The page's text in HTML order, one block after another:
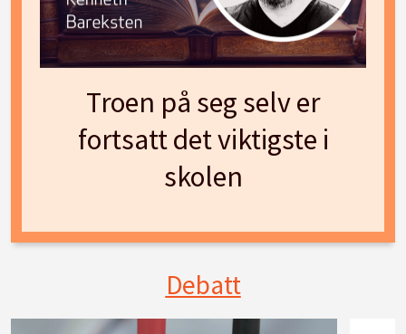
Troen på seg selv er
fortsatt det viktigste i
skolen
Debatt